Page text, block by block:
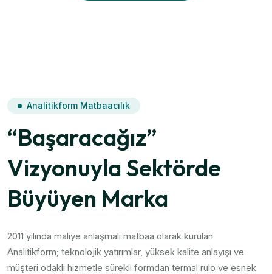
Analitikform Matbaacılık
“Başaracağız”
Vizyonuyla Sektörde
Büyüyen Marka
2011 yılında maliye anlaşmalı matbaa olarak kurulan
Analitikform; teknolojik yatırımlar, yüksek kalite anlayışı ve
müşteri odaklı hizmetle sürekli formdan termal rulo ve esnek